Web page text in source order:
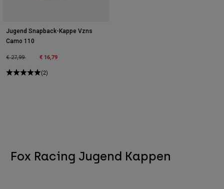
Jugend Snapback-Kappe Vzns
Camo 110
Price reduced from
€ 27,99to € 16,79
(2)
Fox Racing Jugend Kappen